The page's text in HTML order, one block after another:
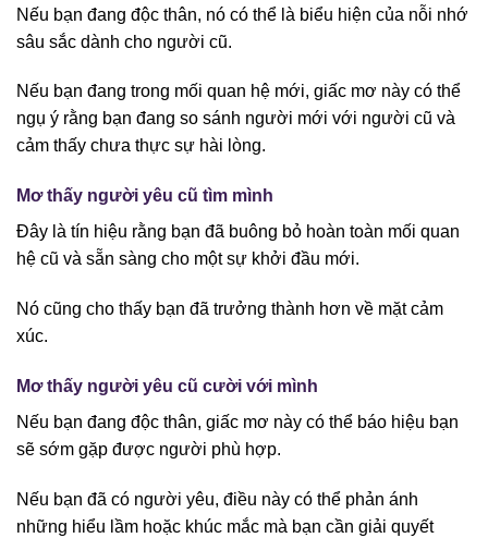
Nếu bạn đang độc thân, nó có thể là biểu hiện của nỗi nhớ
sâu sắc dành cho người cũ.
Nếu bạn đang trong mối quan hệ mới, giấc mơ này có thể
ngụ ý rằng bạn đang so sánh người mới với người cũ và
cảm thấy chưa thực sự hài lòng.
Mơ thấy người yêu cũ tìm mình
Đây là tín hiệu rằng bạn đã buông bỏ hoàn toàn mối quan
hệ cũ và sẵn sàng cho một sự khởi đầu mới.
Nó cũng cho thấy bạn đã trưởng thành hơn về mặt cảm
xúc.
Mơ thấy người yêu cũ cười với mình
Nếu bạn đang độc thân, giấc mơ này có thể báo hiệu bạn
sẽ sớm gặp được người phù hợp.
Nếu bạn đã có người yêu, điều này có thể phản ánh
những hiểu lầm hoặc khúc mắc mà bạn cần giải quyết